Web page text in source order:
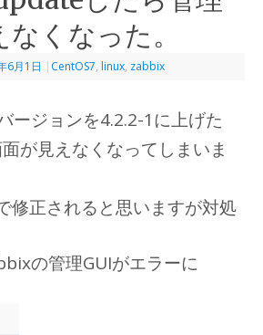
くなった。
6月1日 | CentOS7, linux, zabbix
ージョンを4.2.2-1に上げた
が見えなくなってしまいま
修正されると思いますが対処
の管理GUIがエラーに